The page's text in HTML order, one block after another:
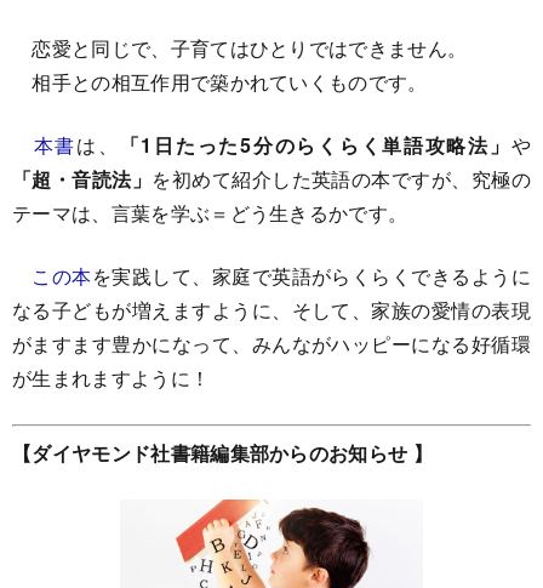
恋愛と同じで、子育てはひとりではできません。
相手との相互作用で築かれていくものです。
本書は、 「1日たった5分のらくらく単語攻略法」 や
「超・音読法」 を初めて紹介した英語の本ですが、究極の
テーマは、言葉を学ぶ＝どう生きるかです。
この本を実践して、家庭で英語がらくらくできるように
なる子どもが増えますように、そして、家族の愛情の表現
がますます豊かになって、みんながハッピーになる好循環
が生まれますように！
【ダイヤモンド社書籍編集部からのお知らせ 】